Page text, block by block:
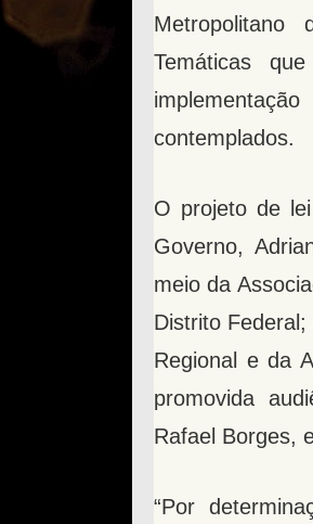
Temáticas
contemplados.
O projeto de
Governo,
meio da
Distrito
Regional e da
promovida
Rafael Borges,
“Por